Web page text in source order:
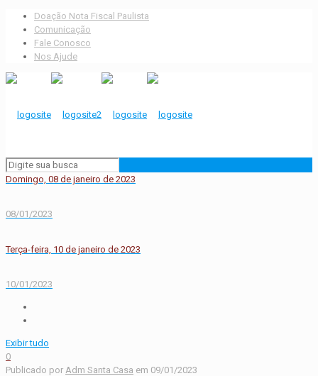
Doação Nota Fiscal Paulista
Comunicação
Fale Conosco
Nos Ajude
Domingo, 08 de janeiro de 2023
08/01/2023
Terça-feira, 10 de janeiro de 2023
10/01/2023
Exibir tudo
0
Publicado por Adm Santa Casa em 09/01/2023